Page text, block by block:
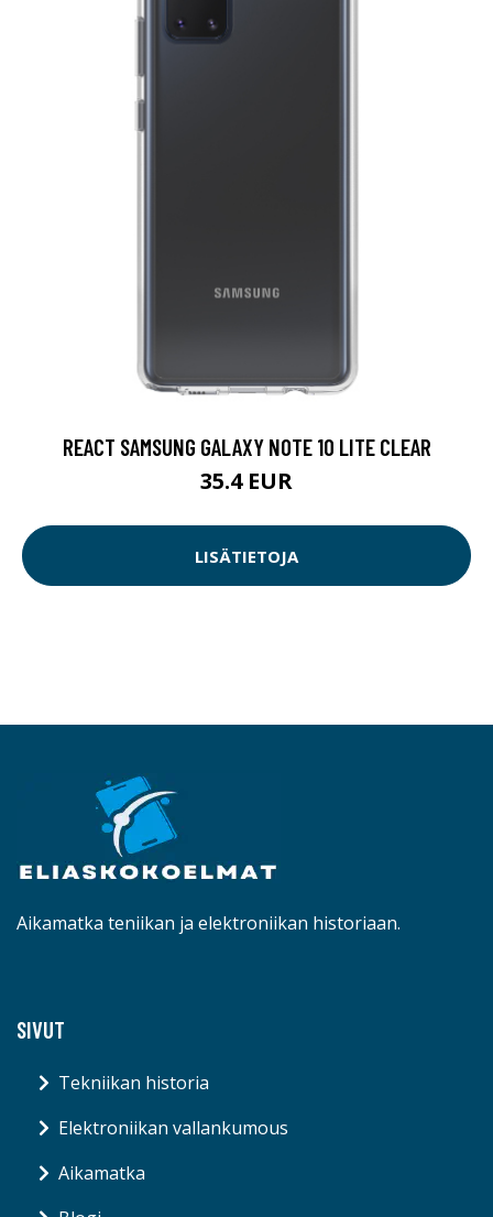
REACT SAMSUNG GALAXY NOTE 10 LITE CLEAR
35.4 EUR
LISÄTIETOJA
Aikamatka teniikan ja elektroniikan historiaan.
SIVUT
Tekniikan historia
Elektroniikan vallankumous
Aikamatka